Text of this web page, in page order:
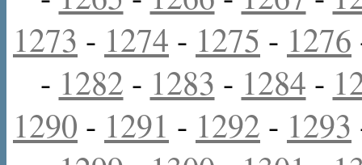
1273 - 1274 - 1275 - 1276
- 1282 - 1283 - 1284 -
1290 - 1291 - 1292 - 1293